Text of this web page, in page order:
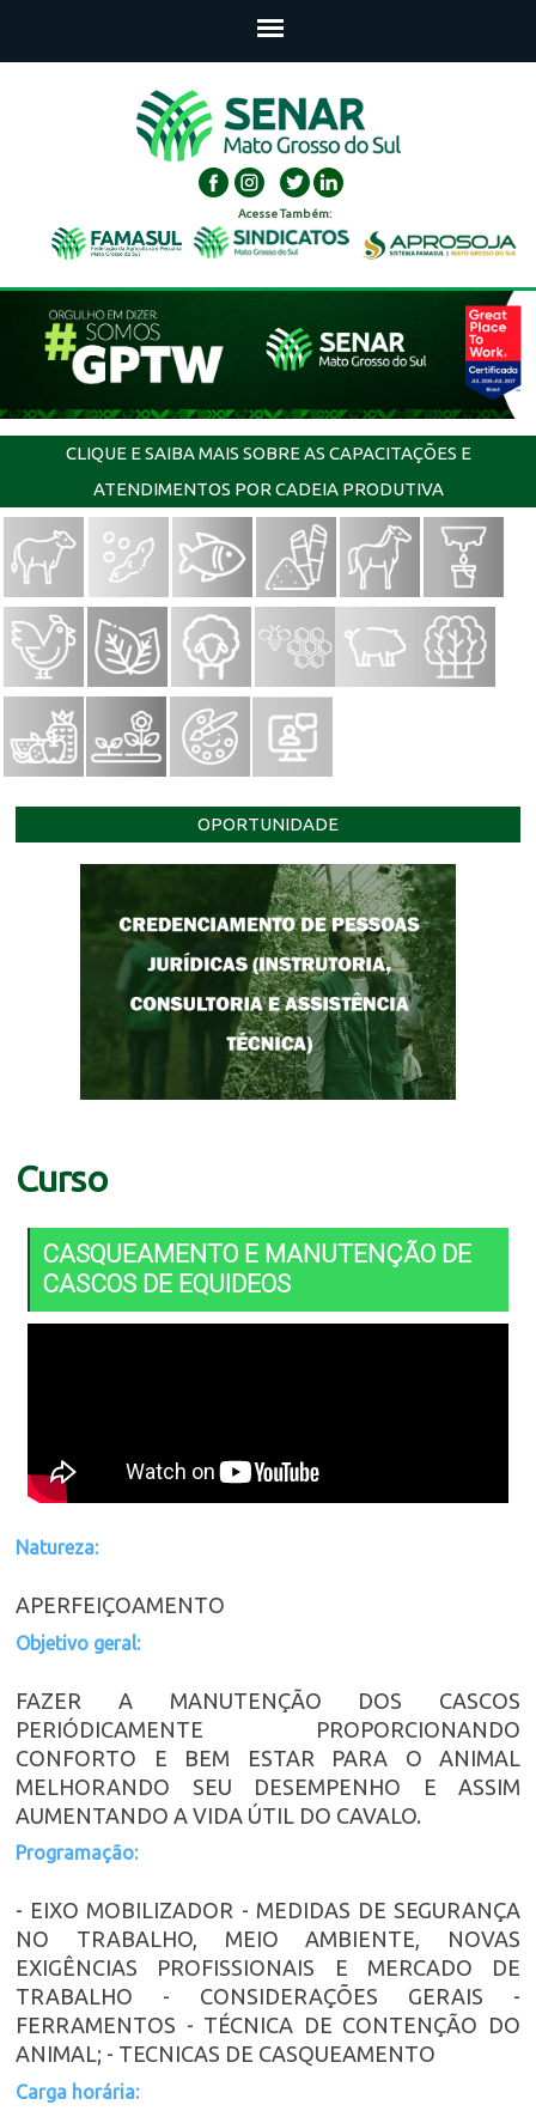
Acesse Também:
CLIQUE E SAIBA MAIS SOBRE AS CAPACITAÇÕES E
ATENDIMENTOS POR CADEIA PRODUTIVA
OPORTUNIDADE
Curso
CASQUEAMENTO E MANUTENÇÃO DE
CASCOS DE EQUIDEOS
Natureza:
APERFEIÇOAMENTO
Objetivo geral:
FAZER A MANUTENÇÃO DOS CASCOS
PERIÓDICAMENTE PROPORCIONANDO
CONFORTO E BEM ESTAR PARA O ANIMAL
MELHORANDO SEU DESEMPENHO E ASSIM
AUMENTANDO A VIDA ÚTIL DO CAVALO.
Programação:
- EIXO MOBILIZADOR - MEDIDAS DE SEGURANÇA
NO TRABALHO, MEIO AMBIENTE, NOVAS
EXIGÊNCIAS PROFISSIONAIS E MERCADO DE
TRABALHO - CONSIDERAÇÕES GERAIS -
FERRAMENTOS - TÉCNICA DE CONTENÇÃO DO
ANIMAL; - TECNICAS DE CASQUEAMENTO
Carga horária: